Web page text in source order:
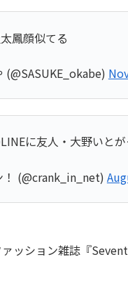
鳳顔似てる
に友人・大野いと
(@crank_in_net)
ッション雑誌『